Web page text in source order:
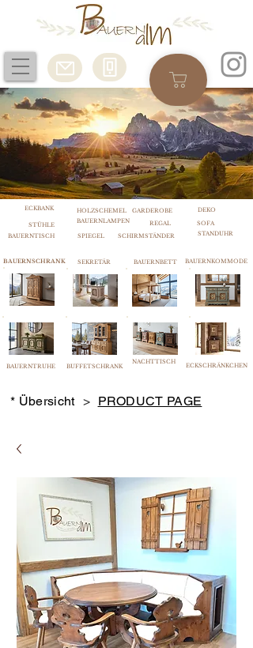
BAUERNTISCH SPIEGEL SCHIRMSTÄNDER
BAUERNSCHRANK SEKRETÄR
BAUERNTRUHE BUFFETSCHRANK
BAUERNBETT
NACHTTISCH
STANDUHR
BAUERNKOMMODE
ECKSCHRÄNKCHEN
* Übersicht > PRODUCT PAGE
BAUERNLAMPEN REGAL SOFA
ECKBANK
STÜHLE
HOLZSCHEMEL GARDEROBE DEKO